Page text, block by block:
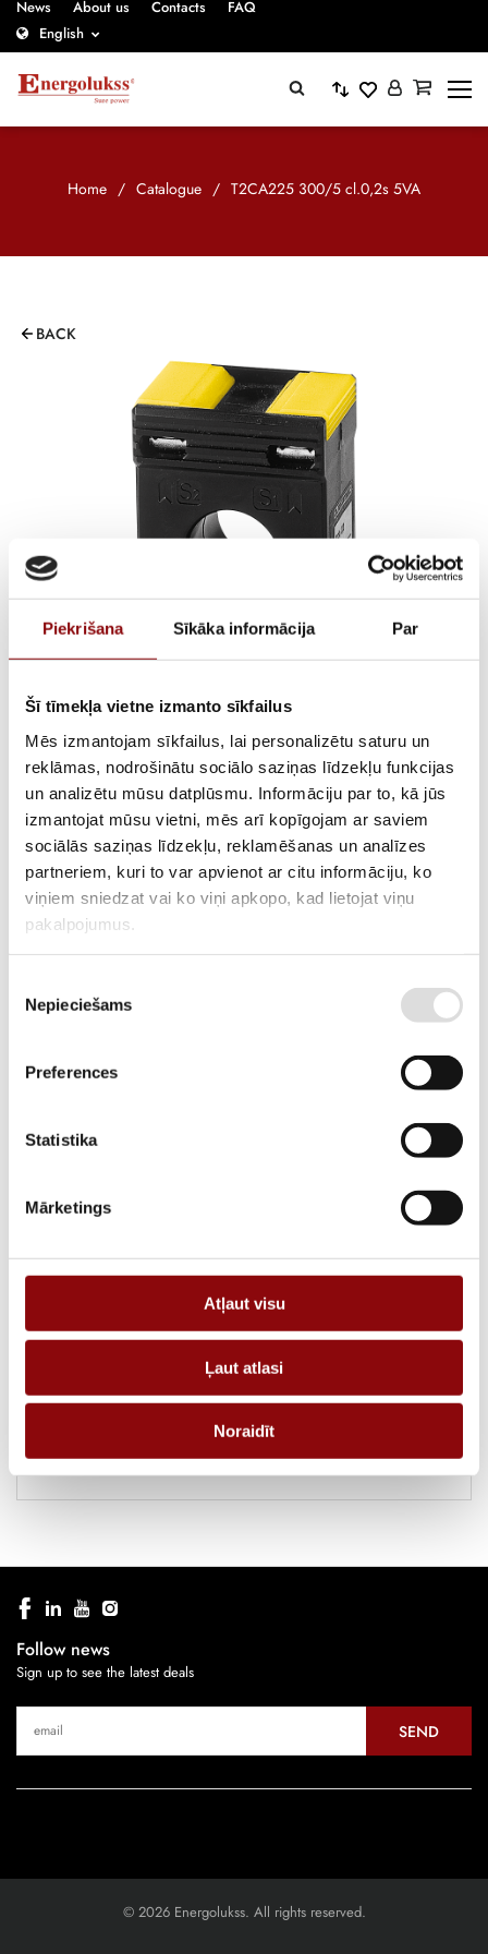
Piekrišana Sīkāka informācija Par
Šī tīmekļa vietne izmanto sīkfailus
Mēs izmantojam sīkfailus, lai personalizētu saturu un
reklāmas, nodrošinātu sociālo saziņas līdzekļu funkcijas
un analizētu mūsu datplūsmu. Informāciju par to, kā jūs
izmantojat mūsu vietni, mēs arī kopīgojam ar saviem
sociālās saziņas līdzekļu, reklamēšanas un analīzes
partneriem, kuri to var apvienot ar citu informāciju, ko
viņiem sniedzat vai ko viņi apkopo, kad lietojat viņu
pakalpojumus.
izvēle
Nepieciešams
Preferences
Statistika
Mārketings
Atļaut visu
Ļaut atlasi
Noraidīt
News About us Contacts
FAQ
English
Home / Catalogue / T2CA225 300/5 cl.0,2s 5VA
BACK
T2CA225 300/5 cl.0,2s
5VA
AVAILABILITY Available on backorder
SKU 28192U2230
MANUFACTURER CODE 192U2230
DESCRIPTION
REQUEST AN OFFER
0.22 kg
DIMENSIONS 55x55x95 cm
TYPE
SIZE TYPE TCA Cable-through
Follow news
Sign up to see the latest deals
SEND
© 2026 Energolukss. All rights reserved.